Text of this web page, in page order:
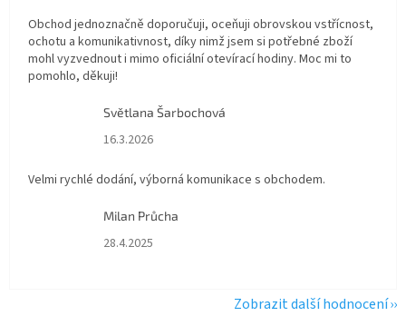
Obchod jednoznačně doporučuji, oceňuji obrovskou vstřícnost,
ochotu a komunikativnost, díky nimž jsem si potřebné zboží
mohl vyzvednout i mimo oficiální otevírací hodiny. Moc mi to
pomohlo, děkuji!
Světlana Šarbochová
Hodnocení obchodu je 5 z 5 hvězdiček.
16.3.2026
Velmi rychlé dodání, výborná komunikace s obchodem.
Milan Průcha
Hodnocení obchodu je 5 z 5 hvězdiček.
28.4.2025
Zobrazit další hodnocení